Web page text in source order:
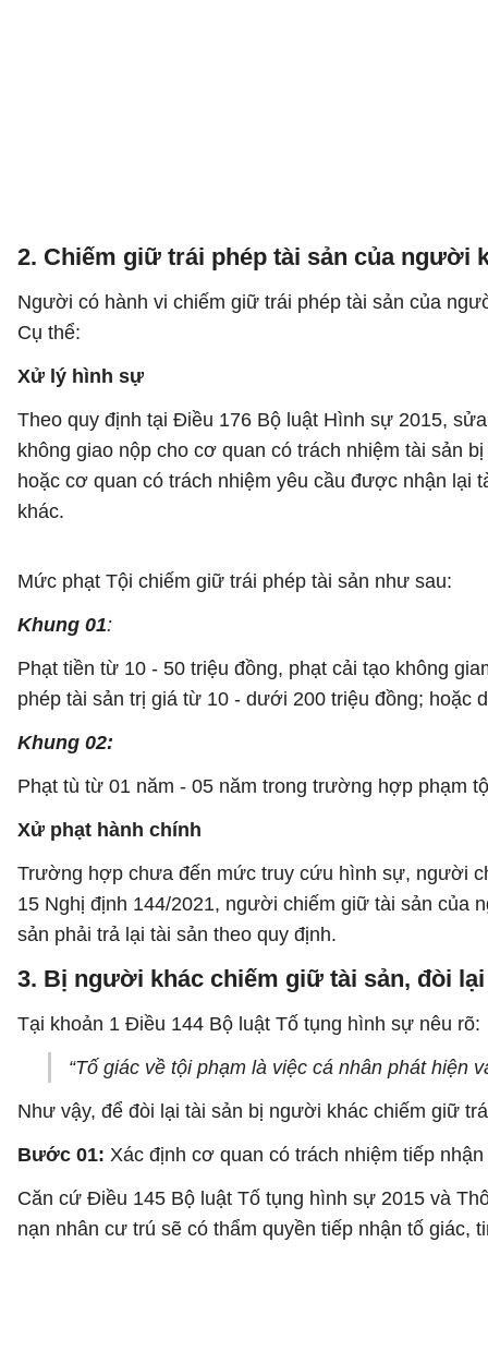
2. Chiếm giữ trái phép tài sản của người
Người có hành vi chiếm giữ trái phép tài sản của
Cụ thể:
Xử lý hình sự
Theo quy định tại Điều 176 Bộ luật Hình sự 2015,
không giao nộp cho cơ quan có trách nhiệm tài sản
hoặc cơ quan có trách nhiệm yêu cầu được nhận lại
khác.
Mức phạt Tội chiếm giữ trái phép tài sản như sau:
Khung 01:
Phạt tiền từ 10 - 50 triệu đồng, phạt cải tạo không
phép tài sản trị giá từ 10 - dưới 200 triệu đồng; hoặc
Khung 02:
Phạt tù từ 01 năm - 05 năm trong trường hợp phạm
Xử phạt hành chính
Trường hợp chưa đến mức truy cứu hình sự, người
15 Nghị định 144/2021, người chiếm giữ tài sản của
sản phải trả lại tài sản theo quy định.
3. Bị người khác chiếm giữ tài sản, đòi
Tại khoản 1 Điều 144 Bộ luật Tố tụng hình sự nêu rõ:
“Tố giác về tội phạm là việc cá nhân phát hiện
Như vậy, để đòi lại tài sản bị người khác chiếm giữ
Bước 01: Xác định cơ quan có trách nhiệm tiếp
Căn cứ Điều 145 Bộ luật Tố tụng hình sự 2015 và
nạn nhân cư trú sẽ có thẩm quyền tiếp nhận tố giác,